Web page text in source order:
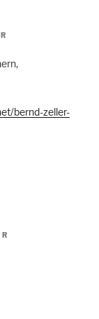
bernd-zeller-